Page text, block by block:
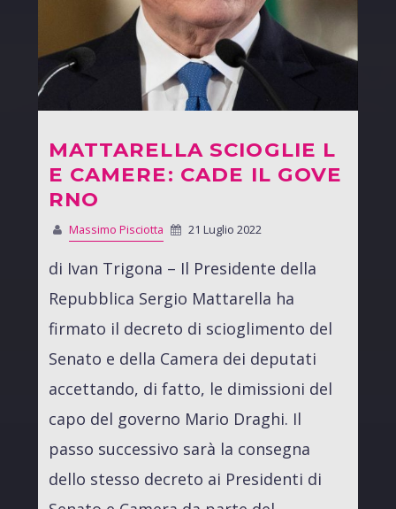
MATTARELLA SCIOGLIE L
E CAMERE: CADE IL GOVE
RNO
Massimo Pisciotta 21 Luglio 2022
di Ivan Trigona – Il Presidente della
Repubblica Sergio Mattarella ha
firmato il decreto di scioglimento del
Senato e della Camera dei deputati
accettando, di fatto, le dimissioni del
capo del governo Mario Draghi. Il
passo successivo sarà la consegna
dello stesso decreto ai Presidenti di